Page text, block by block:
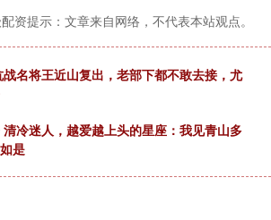
资提示：文章来自网络，不代表本站观点。
名将王近山复出，老部下都不敢去接，尤
冷迷人，越爱越上头的星座：我见青山多
是